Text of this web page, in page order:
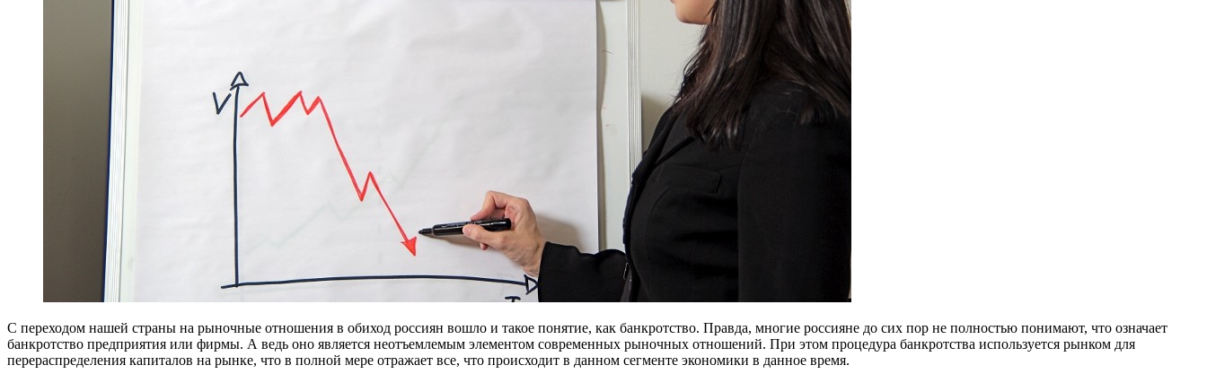
С переходом нашей страны на рыночные отношения в обиход россиян вошло и такое понятие, как банкротство. Правда, многие россияне до сих пор не полностью понимают, что означает
банкротство предприятия или фирмы. А ведь оно является неотъемлемым элементом современных рыночных отношений. При этом процедура банкротства используется рынком для
перераспределения капиталов на рынке, что в полной мере отражает все, что происходит в данном сегменте экономики в данное время.